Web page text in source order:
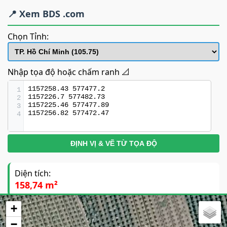
📍 Xem BDS .com
Chọn Tỉnh:
Nhập tọa độ hoặc chấm ranh 📐
1
2
3
4
ĐỊNH VỊ & VẼ TỪ TỌA ĐỘ
Diện tích:
158,74 m²
Cạnh
Dài (m)
1-2
32.21
+
−